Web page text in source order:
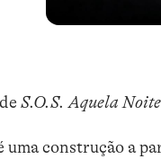
S.O.S. Aquela Noite
uma construção a